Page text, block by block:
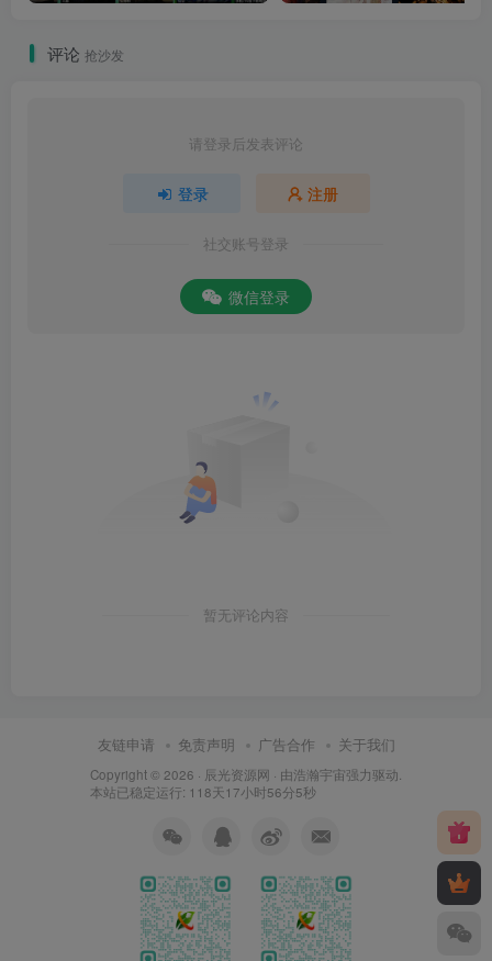
评论 抢沙发
请登录后发表评论
登录 注册
社交账号登录
微信登录
暂无评论内容
友链申请 免责声明 广告合作 关于我们
Copyright © 2026 · 辰光资源网 · 由浩瀚宇宙强力驱动.
本站已稳定运行: 118天17小时56分6秒